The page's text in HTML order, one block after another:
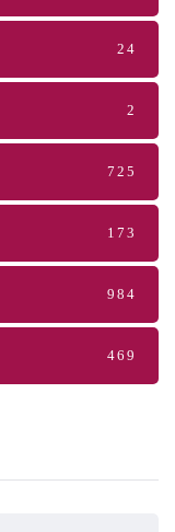
24
2
725
173
984
469